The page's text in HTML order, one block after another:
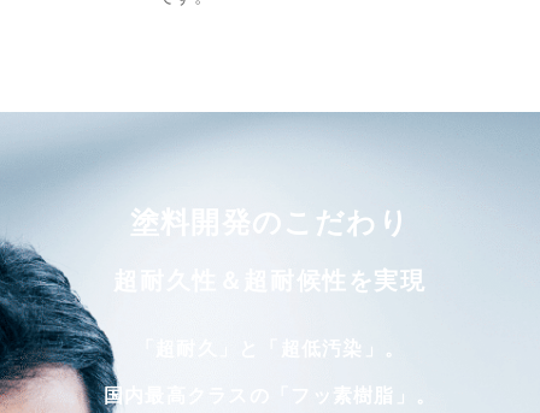
塗料開発のこだわり
超耐久性＆超耐候性を実現
「超耐久」と「超低汚染」。
国内最高クラスの「フッ素樹脂」。